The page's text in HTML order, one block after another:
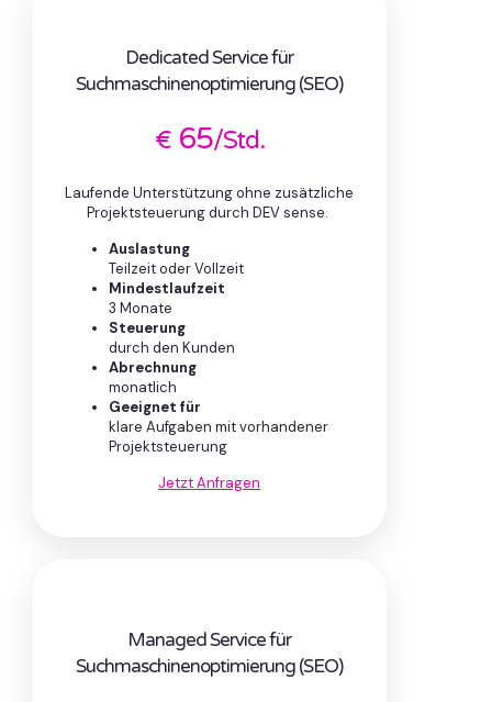
Dedicated Service für
Suchmaschinenoptimierung (SEO)
€65/Std.
Laufende Unterstützung ohne zusätzliche
Projektsteuerung durch DEV sense.
Auslastung
Teilzeit oder Vollzeit
Mindestlaufzeit
3 Monate
Steuerung
durch den Kunden
Abrechnung
monatlich
Geeignet für
klare Aufgaben mit vorhandener
Projektsteuerung
Jetzt Anfragen
Managed Service für
Suchmaschinenoptimierung (SEO)